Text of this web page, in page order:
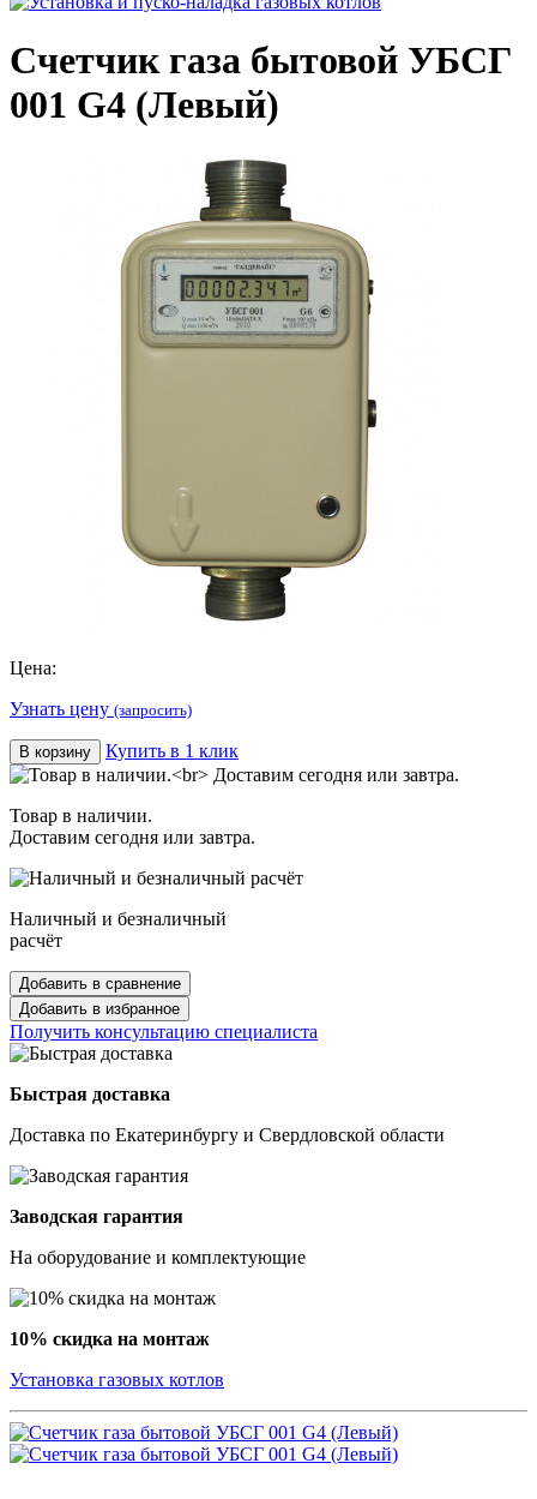
Счетчик газа бытовой УБСГ
001 G4 (Левый)
Цена:
Узнать цену (запросить)
В корзину Купить в 1 клик
Товар в наличии.
Доставим сегодня или завтра.
Наличный и безналичный
расчёт
Добавить в сравнение
Добавить в избранное
Получить консультацию специалиста
Быстрая доставка
Доставка по Екатеринбургу и Свердловской области
Заводская гарантия
На оборудование и комплектующие
10% скидка на монтаж
Установка газовых котлов